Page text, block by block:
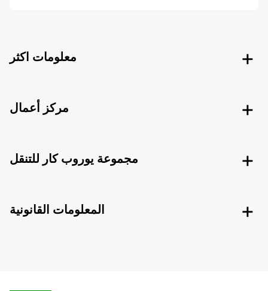
معلومات اكثر
مركز أعمال
مجموعة يوروب كار للتنقل
المعلومات القانونية